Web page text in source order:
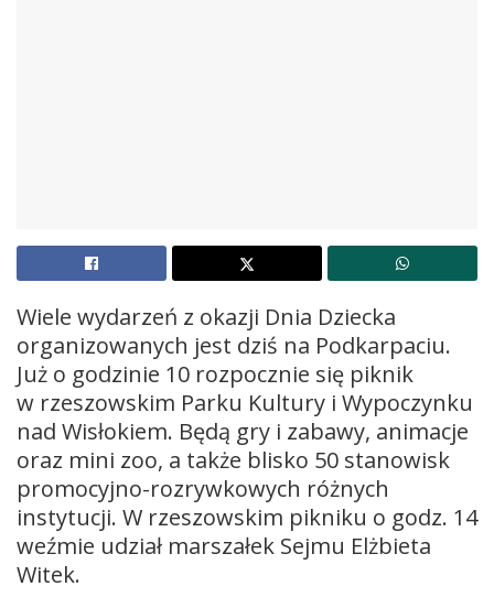
Wiele wydarzeń z okazji Dnia Dziecka
organizowanych jest dziś na Podkarpaciu.
Już o godzinie 10 rozpocznie się piknik
w rzeszowskim Parku Kultury i Wypoczynku
nad Wisłokiem. Będą gry i zabawy, animacje
oraz mini zoo, a także blisko 50 stanowisk
promocyjno-rozrywkowych różnych
instytucji. W rzeszowskim pikniku o godz. 14
weźmie udział marszałek Sejmu Elżbieta
Witek.